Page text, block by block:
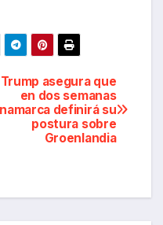
Trump asegura que
en dos semanas
definirá su
postura sobre
Groenlandia